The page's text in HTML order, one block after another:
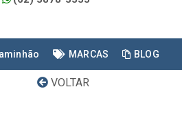
MARCAS BLOG
VOLTAR